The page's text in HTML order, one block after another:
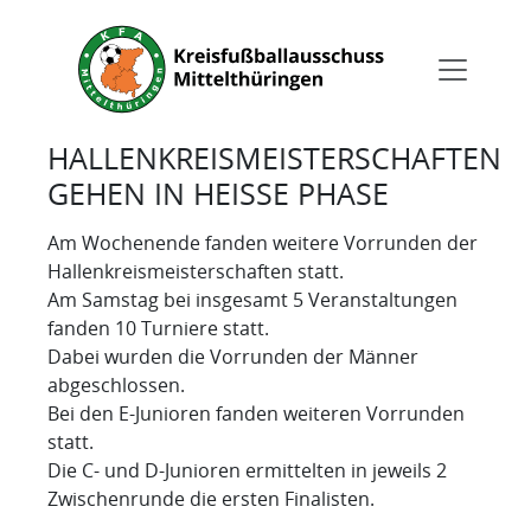
HALLENKREISMEISTERSCHAFTEN
GEHEN IN HEISSE PHASE
Am Wochenende fanden weitere Vorrunden der
Hallenkreismeisterschaften statt.
Am Samstag bei insgesamt 5 Veranstaltungen
fanden 10 Turniere statt.
Dabei wurden die Vorrunden der Männer
abgeschlossen.
Bei den E-Junioren fanden weiteren Vorrunden
statt.
Die C- und D-Junioren ermittelten in jeweils 2
Zwischenrunde die ersten Finalisten.